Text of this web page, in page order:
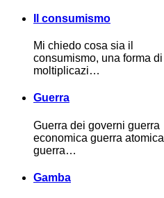
Il consumismo
Mi chiedo cosa sia il
consumismo, una forma di
moltiplicazi…
Guerra
Guerra dei governi guerra
economica guerra atomica
guerra…
Gamba